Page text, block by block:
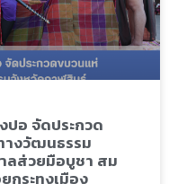
อ จัดประกวด
งวัฒนธรรม
ลส่วยมือบูชา สม
กระทงเมือง